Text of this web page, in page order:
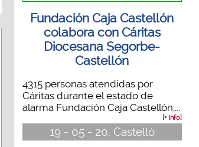
Fundación Caja Castellón
colabora con Cáritas
Diocesana Segorbe-
Castellón
4315 personas atendidas por
Cáritas durante el estado de
alarma Fundación Caja Castellón,...
[+ info]
19 - 05 - 20, Castelló